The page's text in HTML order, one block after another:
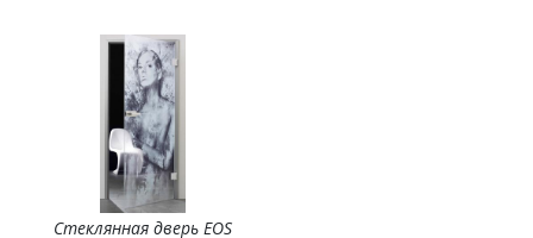
Стеклянная дверь EOS